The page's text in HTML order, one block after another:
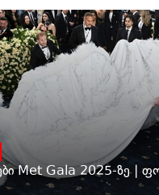
Met Gala 2025-ზე |